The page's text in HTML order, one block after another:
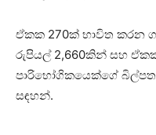
ඒකක 270ක් භාවිත කරන
රුපියල් 2,660කින් සහ
පාරිභෝගිකයෙක්ගේ
සඳහන්.